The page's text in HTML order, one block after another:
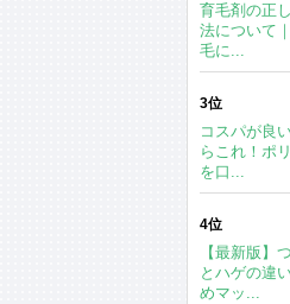
育毛剤の正
法について
毛に...
3位
コスパが良
らこれ！ポ
を口...
4位
【最新版】
とハゲの違
めマッ...